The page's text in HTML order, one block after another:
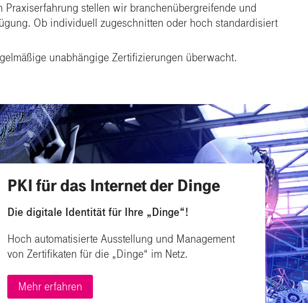
stellen wir branchenübergreifende und
Ob individuell zugeschnitten oder hoch standardisiert
unabhängige Zertifizierungen überwacht.
PKI für das Internet der Dinge
Die digitale Identität für Ihre „Dinge“!
Hoch automatisierte Ausstellung und Management
von Zertifikaten für die „Dinge“ im Netz.
Mehr erfahren